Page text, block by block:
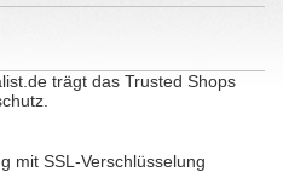
trägt das Trusted Shops
mit SSL-Verschlüsselung